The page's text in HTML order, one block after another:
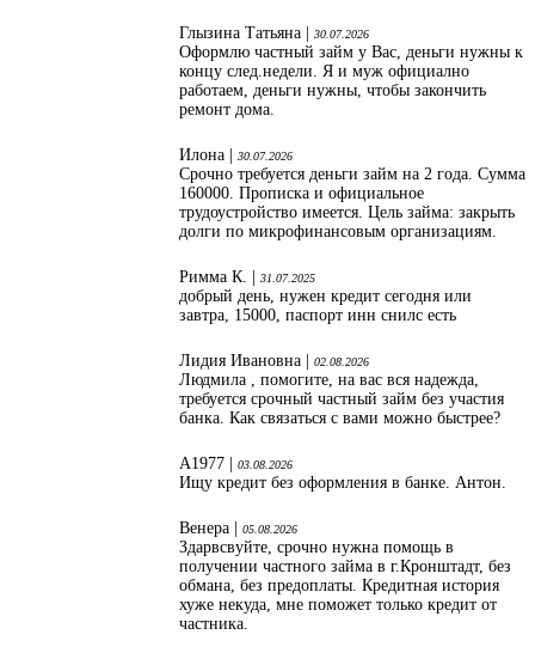
Глызина Татьяна | 30.07.2026
Оформлю частный займ у Вас, деньги нужны к
концу след.недели. Я и муж официално
работаем, деньги нужны, чтобы закончить
ремонт дома.
Илона | 30.07.2026
Срочно требуется деньги займ на 2 года. Сумма
160000. Прописка и официальное
трудоустройство имеется. Цель займа: закрыть
долги по микрофинансовым организациям.
Римма К. | 31.07.2025
добрый день, нужен кредит сегодня или
завтра, 15000, паспорт инн снилс есть
Лидия Ивановна | 02.08.2026
Людмила , помогите, на вас вся надежда,
требуется срочный частный займ без участия
банка. Как связаться с вами можно быстрее?
А1977 | 03.08.2026
Ищу кредит без оформления в банке. Антон.
Венера | 05.08.2026
Здарвсвуйте, срочно нужна помощь в
получении частного займа в г.Кронштадт, без
обмана, без предоплаты. Кредитная история
хуже некуда, мне поможет только кредит от
частника.